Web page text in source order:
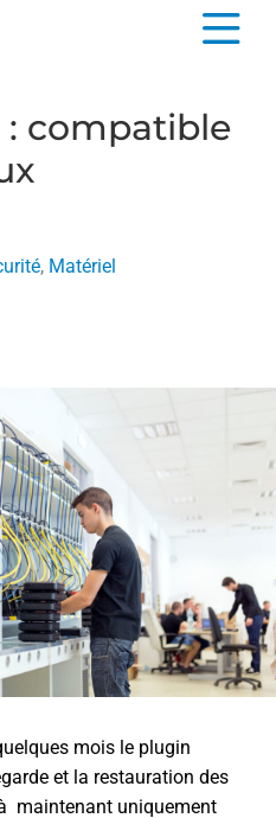
: compatible
, Matériel
mois le plugin
et la restauration des
maintenant uniquement